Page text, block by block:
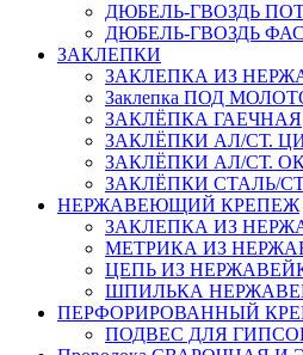
ДЮБЕЛЬ-ГВОЗДЬ
ДЮБЕЛЬ-ГВОЗДЬ
ЗАКЛЕПКИ
ЗАКЛЕПКА ИЗ
Заклепка ПОД
ЗАКЛЁПКА ГАЕЧНАЯ
ЗАКЛЁПКИ АЛ/СТ.
ЗАКЛЁПКИ АЛ/СТ.
ЗАКЛЁПКИ СТАЛЬ/
НЕРЖАВЕЮЩИЙ КРЕПЕЖ
ЗАКЛЕПКА ИЗ
МЕТРИКА ИЗ
ЦЕПЬ ИЗ
ШПИЛЬКА
ПЕРФОРИРОВАННЫЙ
ПОДВЕС ДЛЯ